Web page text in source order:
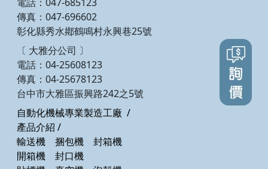
電話：047-685123
傳真：047-696602
彰化縣秀水鄕鶴鳴村永興巷25號
〔 大雅分公司 〕
電話：04-25608123
傳真：04-25678123
台中市大雅區振興路242之5號
自動化機械專業製造工廠 /
產品介紹 /
輸送機
捆包機
封箱機
開箱機
封口機